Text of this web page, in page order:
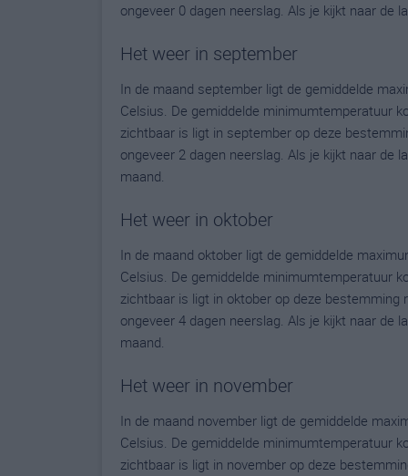
ongeveer 0 dagen neerslag. Als je kijkt naar de
Het weer in september
In de maand september ligt de gemiddelde
Celsius. De gemiddelde minimumtemperatuur
zichtbaar is ligt in september op deze
ongeveer 2 dagen neerslag. Als je kijkt naar de
maand.
Het weer in oktober
In de maand oktober ligt de gemiddelde
Celsius. De gemiddelde minimumtemperatuur
zichtbaar is ligt in oktober op deze bestemming
ongeveer 4 dagen neerslag. Als je kijkt naar de
maand.
Het weer in november
In de maand november ligt de gemiddelde
Celsius. De gemiddelde minimumtemperatuur
zichtbaar is ligt in november op deze